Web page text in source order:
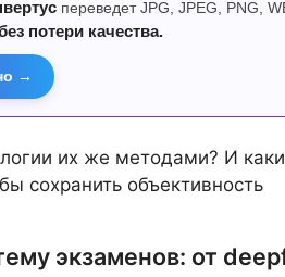
переведет JPG, JPEG, PNG,
потери качества.
→
их же методами? И
сохранить объективность
экзаменов: от